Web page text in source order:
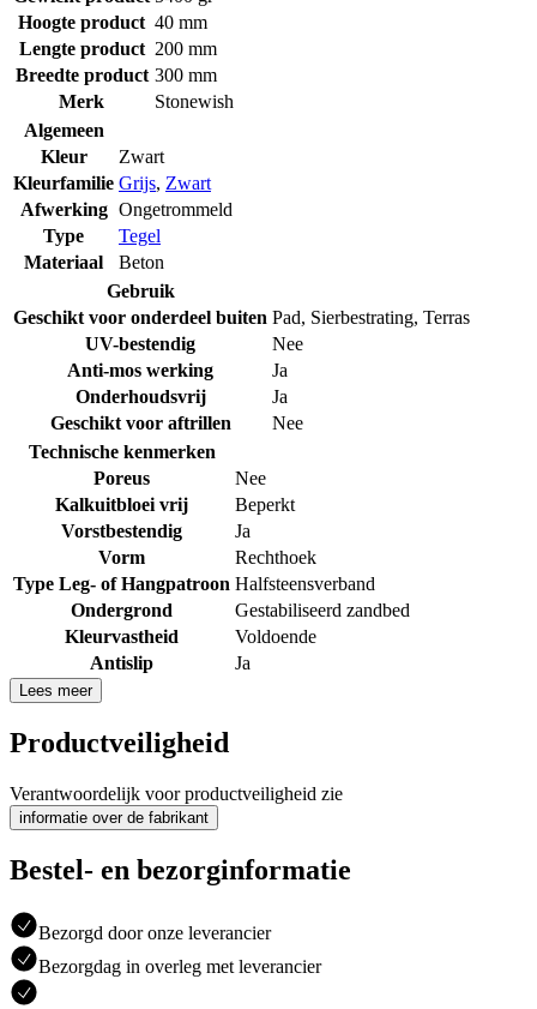
Hoogte product 40 mm
Lengte product 200 mm
Breedte product 300 mm
Merk
Stonewish
Algemeen
Kleur
Zwart
Kleurfamilie Grijs, Zwart
Afwerking Ongetrommeld
Type
Tegel
Materiaal
Beton
Gebruik
Geschikt voor onderdeel buiten Pad, Sierbestrating, Terras
UV-bestendig
Nee
Anti-mos werking
Ja
Onderhoudsvrij
Ja
Geschikt voor aftrillen
Nee
Technische kenmerken
Poreus
Nee
Kalkuitbloei vrij
Beperkt
Vorstbestendig
Ja
Vorm
Rechthoek
Type Leg- of Hangpatroon Halfsteensverband
Ondergrond
Gestabiliseerd zandbed
Kleurvastheid
Voldoende
Antislip
Ja
Lees meer
Productveiligheid
Verantwoordelijk voor productveiligheid zie
informatie over de fabrikant
Bestel- en bezorginformatie
Bezorgd door onze leverancier
Bezorgdag in overleg met leverancier